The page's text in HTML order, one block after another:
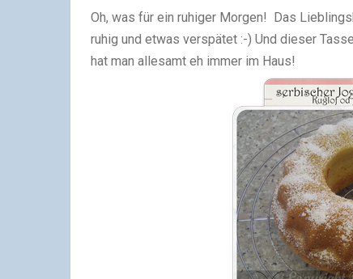
Oh, was für ein ruhiger Morgen! Das
ruhig und etwas verspätet :-) Und dieser
hat man allesamt eh immer im Haus!